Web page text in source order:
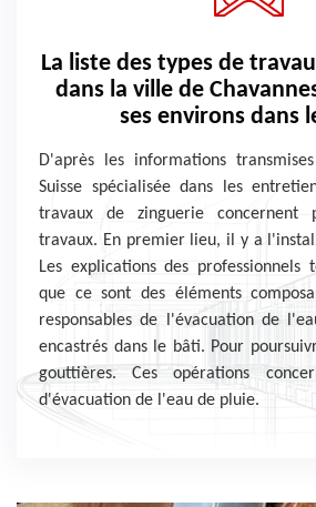
La liste des types de
dans la ville de
ses environs dans
D'après les informations
Suisse spécialisée dans les
travaux de zinguerie concernent
travaux. En premier lieu, il y a
Les explications des professionnels
que ce sont des éléments
responsables de l'évacuation de
encastrés dans le bâti. Pour
gouttières. Ces opérations
d'évacuation de l'eau de pluie.